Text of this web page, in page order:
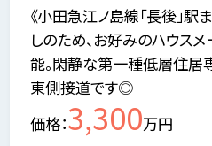
《小田急江ノ島線「長後」
しのため、お好みのハウス
能。閑静な第一種低層住居
東側接道です◎
価格 3,300万円